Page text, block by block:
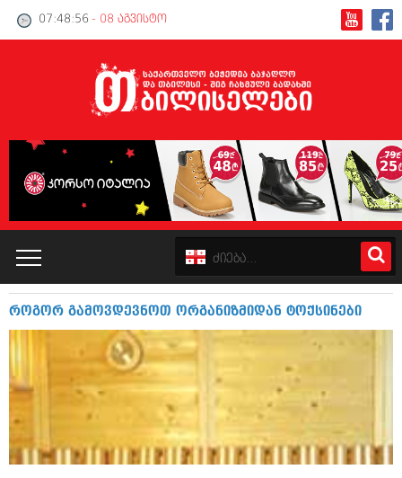
07:48:57 - 08 აგვისტო
კატალოგი
პოლიტიკა
ინტერვიუები
საზოგადოება
როგორ გამოვდევნოთ ორგანიზმიდან ტოქსინები